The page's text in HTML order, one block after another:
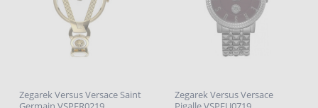
Zegarek Versus Versace Saint
Zegarek Versus Versace